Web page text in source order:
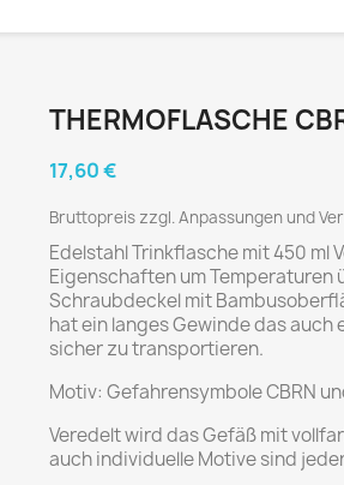
THERMOFLASCHE
17,60 €
Bruttopreis zzgl. Anpassungen und
Edelstahl Trinkflasche mit 450 ml
Eigenschaften um Temperaturen
Schraubdeckel mit
hat ein langes Gewinde das
sicher zu transportieren.
Motiv: Gefahrensymbole CBRN
Veredelt wird das Gefäß mit
auch individuelle Motive sind